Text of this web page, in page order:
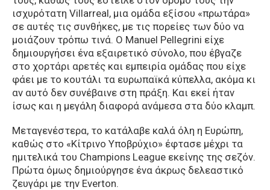
ισχυρότατη Villarreal, μια ομάδα εξίσου «πρωτάρα»
σε αυτές τις συνθήκες, με τις πορείες των δύο να
μοιάζουν τρόπω τινά. Ο Manuel Pellegrini είχε
δημιουργήσει ένα εξαιρετικό σύνολο, που έβγαζε
στο χορτάρι αρετές και εμπειρία ομάδας που είχε
φάει με το κουτάλι τα ευρωπαϊκά κύπελλα, ακόμα κι
αν αυτό δεν συνέβαινε στη πράξη. Και εκεί ήταν
ίσως και η μεγάλη διαφορά ανάμεσα στα δύο κλαμπ.
Μεταγενέστερα, το κατάλαβε καλά όλη η Ευρώπη,
καθώς στο «Κίτρινο Υποβρύχιο» έφτασε μέχρι τα
ημιτελικά του Champions League εκείνης της σεζόν.
Πρώτα όμως δημιούργησε ένα άκρως δελεαστικό
ζευγάρι με την Everton.